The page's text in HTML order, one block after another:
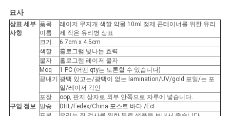
우
맵
묘사
상표 세부
사항
품목
이름
레이저 무지개 색깔 약물 10ml 정제 콘테이너를 위한 유리
제 작은 유리병 상표
크기
6.7cm x 4.5cm
색깔
홀로그램 빛나는 효력
물자
홀로그램 레이저 물자
Moq
1 PC (어떤 qty는 토론할 수 있습니다)
끝내기
광택 있고는/광택이 없는 lamination/UV/gold 포일/는 포
일/레이저 각인
포장
oop, 판지 상자로 외부 안쪽으로 자루에 넣습니다.
구입 정보 발송
DHL/Fedex/China 포스트 바다 /Ect